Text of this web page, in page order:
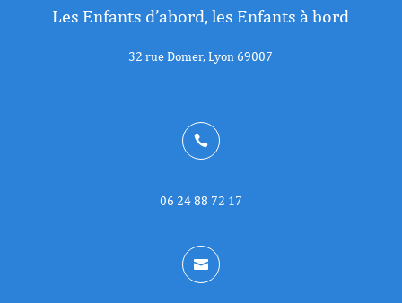
Les Enfants d’abord, les Enfants à bord
32 rue Domer, Lyon 69007

06 24 88 72 17
